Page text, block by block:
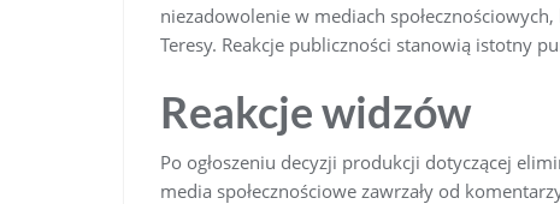
niezadowolenie w mediach
Teresy. Reakcje publiczności stanowią istotny
Reakcje widzów
Po ogłoszeniu decyzji produkcji dotyczącej
media społecznościowe zawrzały od